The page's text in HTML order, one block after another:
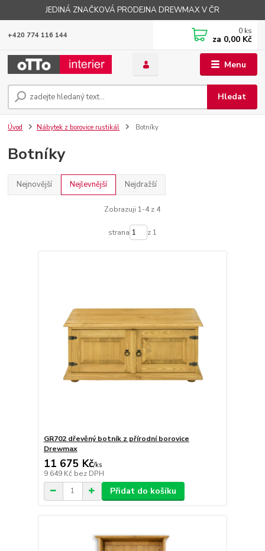
JEDINÁ ZNAČKOVÁ PRODEJNA DREWMAX V ČR
Menu
Hledat
+420 774 116 144 0 ks
za 0,00 Kč
Úvod Nábytek z borovice rustikál Botníky
Botníky
Nejnovější Nejlevnější Nejdražší
Zobrazuji 1-4 z 4
strana z 1
GR702 dřevěný botník z přírodní borovice
Drewmax
11 675 Kč/ks
9 649 Kč bez DPH
Přidat do košíku